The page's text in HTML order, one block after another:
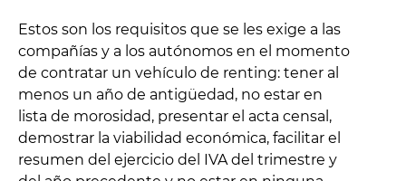
Estos son los requisitos que se les exige a las
compañías y a los autónomos en el momento
de contratar un vehículo de renting: tener al
menos un año de antigüedad, no estar en
lista de morosidad, presentar el acta censal,
demostrar la viabilidad económica, facilitar el
resumen del ejercicio del IVA del trimestre y